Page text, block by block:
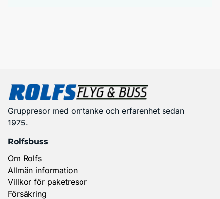
Gruppresor med omtanke och erfarenhet sedan
1975.
Rolfsbuss
Om Rolfs
Allmän information
Villkor för paketresor
Försäkring